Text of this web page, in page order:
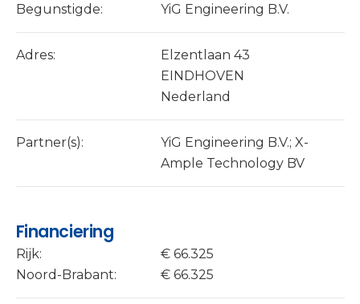
Begunstigde: YiG Engineering B.V.
Adres:
Elzentlaan 43
EINDHOVEN
Nederland
Partner(s):
YiG Engineering B.V.; X-
Ample Technology BV
Financiering
Rijk:
€ 66.325
Noord-Brabant:
€ 66.325